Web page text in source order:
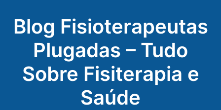
Blog Fisioterapeutas
Plugadas – Tudo
Sobre Fisiterapia e
Saúde